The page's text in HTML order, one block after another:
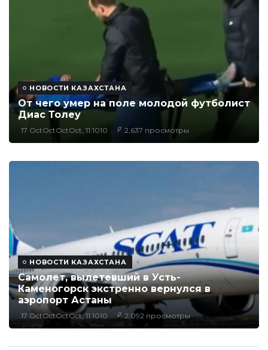
НОВОСТИ КАЗАХСТАНА
От чего умер на поле молодой футболист
Диас Толеу
17 OctOctOctOct, 11:1010 2,637 просмотры
НОВОСТИ КАЗАХСТАНА
Самолет, вылетевший в Усть-
Каменогорск экстренно вернулся в
аэропорт Астаны
17 OctOctOctOct, 11:1010 2,092 просмотры